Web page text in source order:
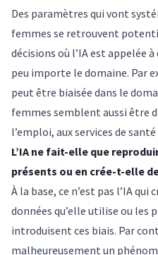
Des paramètres qui vont
femmes se retrouvent
décisions où l’IA est appelée
peu importe le domaine. Par
peut être biaisée dans le
femmes semblent aussi être
l’emploi, aux services de
L’IA ne fait-elle que
présents ou en crée-t-elle
À la base, ce n’est pas l’IA
données qu’elle utilise ou les
introduisent ces biais. Par
malheureusement un